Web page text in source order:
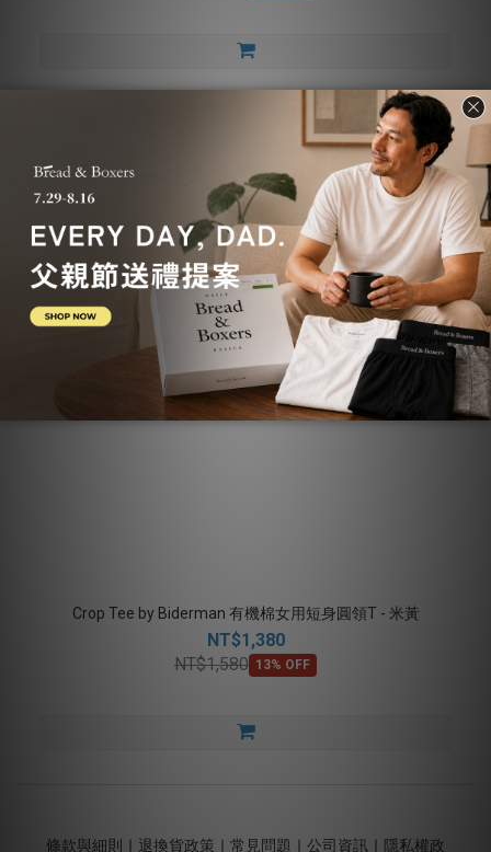
Crop Tee by Biderman 有機棉女用短身圓領T - 米黃
NT$1,380
NT$1,580 13% OFF
條款與細則 退換貨政策 常見問題 公司資訊 隱私權政